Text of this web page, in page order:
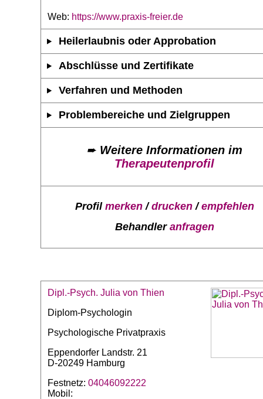
Web: https://www.praxis-freier.de
Heilerlaubnis oder Approbation
Abschlüsse und Zertifikate
Verfahren und Methoden
Problembereiche und Zielgruppen
➨ Weitere Informationen im
Therapeutenprofil
Profil merken/drucken/empfehlen
Behandler anfragen
Dipl.-Psych. Julia von Thien
Diplom-Psychologin
Psychologische Privatpraxis
Eppendorfer Landstr. 21
D-20249 Hamburg
Festnetz: 04046092222
Mobil: